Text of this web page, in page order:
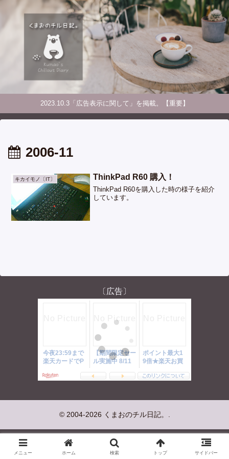
2023.10.3「広告表示に関して」を掲載。【重要】
2006-11
キカイモノ〔IT〕 ThinkPad R60 購入！
ThinkPad R60を購入した時の様子を紹介
しています。
〔広告〕
© 2004-2026 くまおのチル日記。.
メニュー ホーム 検索 トップ サイドバー